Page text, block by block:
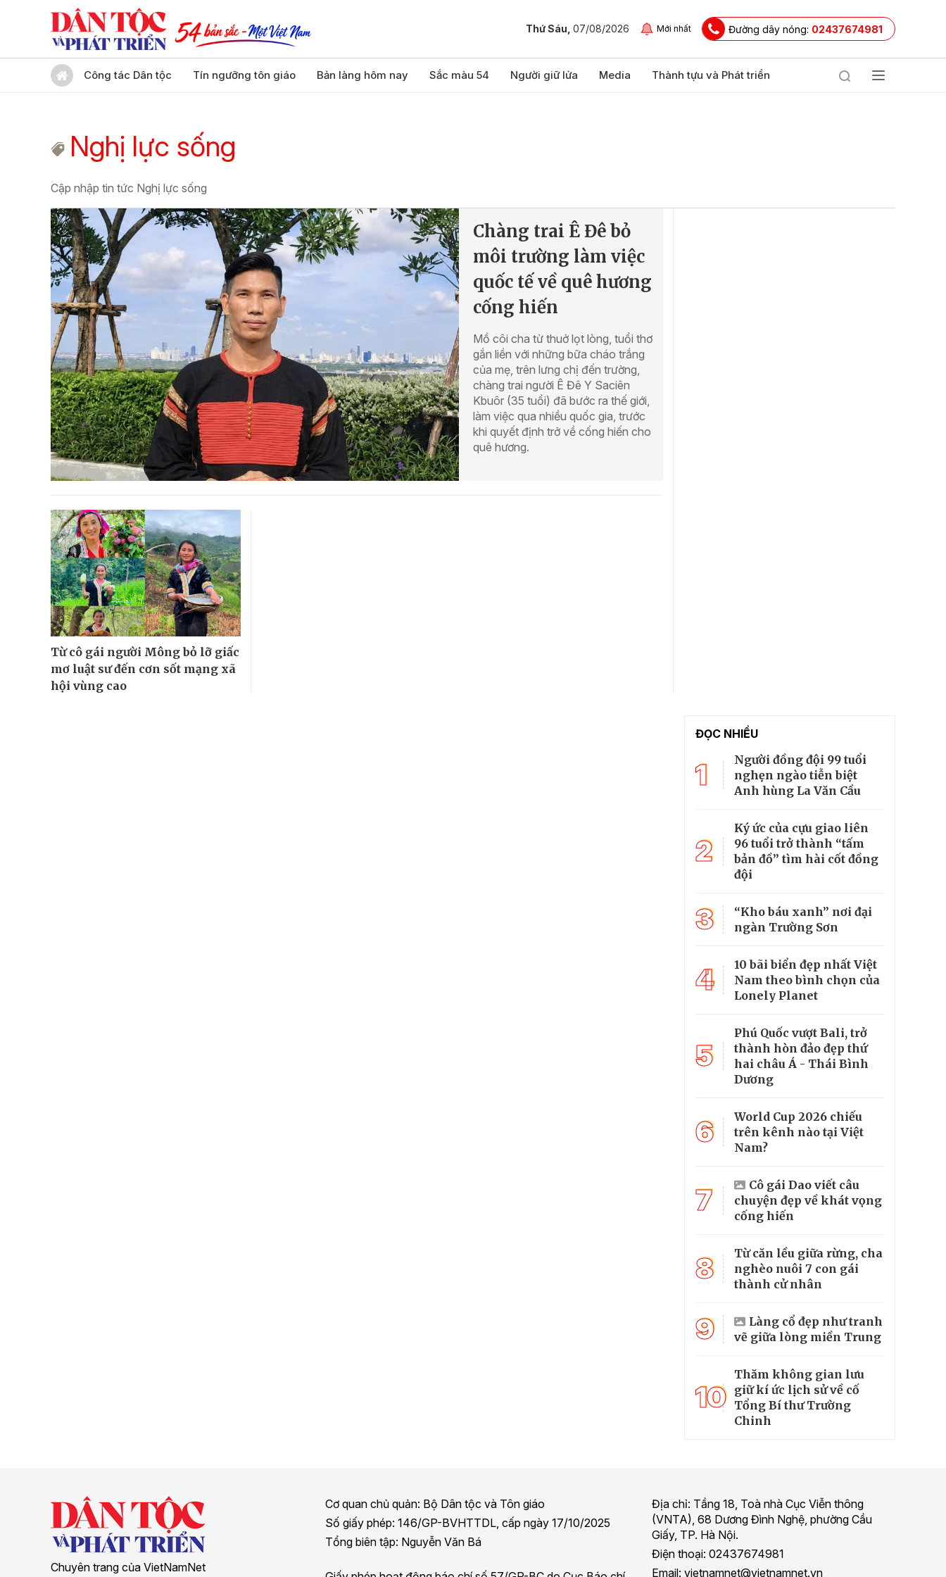
Thứ Sáu, 07/08/2026 Mới nhất Đường dây nóng: 02437674981
Công tác Dân tộc Tín ngưỡng tôn giáo Bản làng hôm nay Sắc màu 54 Người giữ lửa Media Thành tựu và Phát triển
Nghị lực sống
Cập nhập tin tức Nghị lực sống
Chàng trai Ê Đê bỏ
môi trường làm việc
quốc tế về quê hương
cống hiến
Mồ côi cha từ thuở lọt lòng, tuổi thơ
gắn liền với những bữa cháo trắng
của mẹ, trên lưng chị đến trường,
chàng trai người Ê Đê Y Saciên
Kbuôr (35 tuổi) đã bước ra thế giới,
làm việc qua nhiều quốc gia, trước
khi quyết định trở về cống hiến cho
quê hương.
Từ cô gái người Mông bỏ lỡ giấc
mơ luật sư đến cơn sốt mạng xã
hội vùng cao
ĐỌC NHIỀU
1
Người đồng đội 99 tuổi
nghẹn ngào tiễn biệt
Anh hùng La Văn Cầu
2
Ký ức của cựu giao liên
96 tuổi trở thành “tấm
bản đồ” tìm hài cốt đồng
đội
3
“Kho báu xanh” nơi đại
ngàn Trường Sơn
4
10 bãi biển đẹp nhất Việt
Nam theo bình chọn của
Lonely Planet
5
Phú Quốc vượt Bali, trở
thành hòn đảo đẹp thứ
hai châu Á - Thái Bình
Dương
6
World Cup 2026 chiếu
trên kênh nào tại Việt
Nam?
7
Cô gái Dao viết câu
chuyện đẹp về khát vọng
cống hiến
8
Từ căn lều giữa rừng, cha
nghèo nuôi 7 con gái
thành cử nhân
9
Làng cổ đẹp như tranh
vẽ giữa lòng miền Trung
10
Thăm không gian lưu
giữ kí ức lịch sử về cố
Tổng Bí thư Trường
Chinh
Chuyên trang của VietNamNet
Cơ quan chủ quản: Bộ Dân tộc và Tôn giáo
Số giấy phép: 146/GP-BVHTTDL, cấp ngày 17/10/2025
Tổng biên tập: Nguyễn Văn Bá
Địa chỉ: Tầng 18, Toà nhà Cục Viễn thông
(VNTA), 68 Dương Đình Nghệ, phường Cầu
Giấy, TP. Hà Nội.
Điện thoại: 02437674981
Email: vietnamnet@vietnamnet.vn